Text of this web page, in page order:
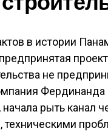
в истории
предпринятая
не
начала рыть
техническими